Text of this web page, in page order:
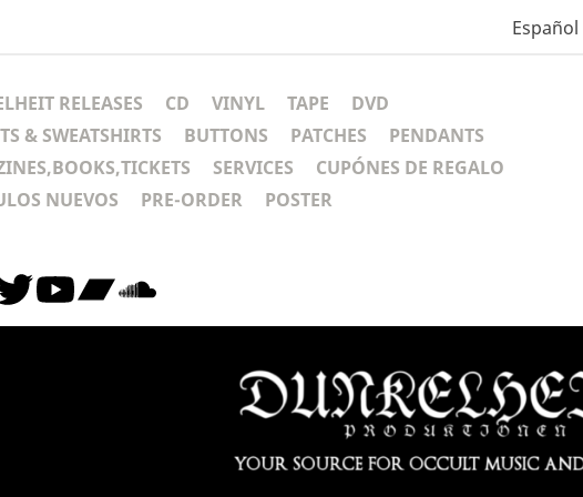
Español
RELEASES CD VINYL TAPE
DVD
& SWEATSHIRTS
BUTTONS PATCHES
PENDANTS
SERVICES
CUPÓNES DE REGALO
NUEVOS
PRE-ORDER POSTER